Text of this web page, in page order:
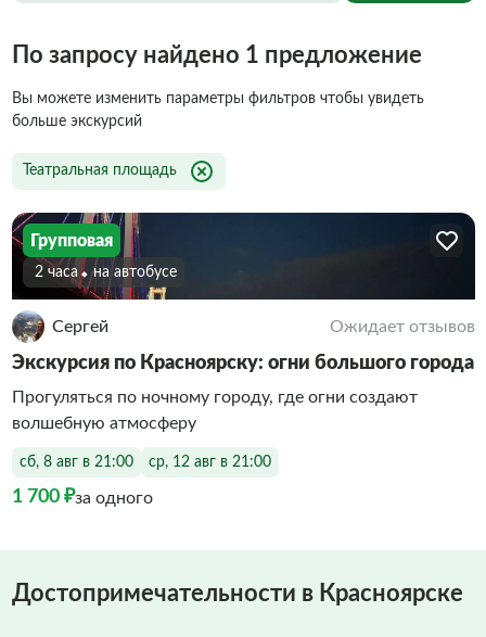
По запросу найдено 1 предложение
Вы можете изменить параметры фильтров чтобы увидеть
больше экскурсий
Театральная площадь
Групповая
2 часа На автобусе
Сергей Ожидает отзывов
Экскурсия по Красноярску: огни большого города
Прогуляться по ночному городу, где огни создают
волшебную атмосферу
сб, 8 авг в 21:00 ср, 12 авг в 21:00
1 700 ₽за одного
Достопримечательности в Красноярске